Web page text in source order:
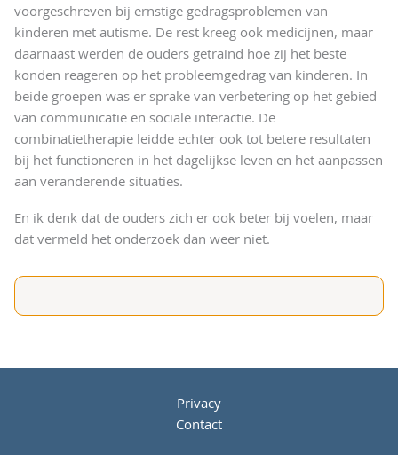
voorgeschreven bij ernstige gedragsproblemen van
kinderen met autisme. De rest kreeg ook medicijnen, maar
daarnaast werden de ouders getraind hoe zij het beste
konden reageren op het probleemgedrag van kinderen. In
beide groepen was er sprake van verbetering op het gebied
van communicatie en sociale interactie. De
combinatietherapie leidde echter ook tot betere resultaten
bij het functioneren in het dagelijkse leven en het aanpassen
aan veranderende situaties.
En ik denk dat de ouders zich er ook beter bij voelen, maar
dat vermeld het onderzoek dan weer niet.
Privacy
Contact